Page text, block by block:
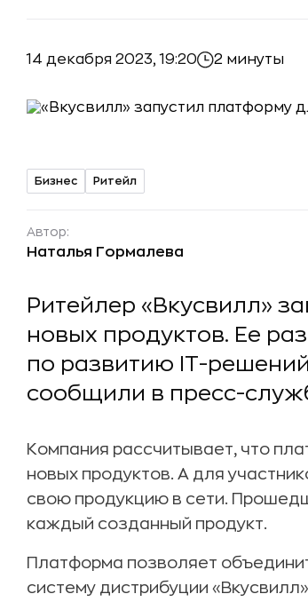
14 декабря 2023, 19:20 2 минуты
Бизнес Ритейл
Автор:
Наталья Гормалева
Ритейлер «Вкусвилл»
новых продуктов. Ее
по развитию IT-решений
сообщили в пресс-
Компания рассчитывает, что
новых продуктов. А для
свою продукцию в сети.
каждый созданный продукт.
Платформа позволяет
систему дистрибуции